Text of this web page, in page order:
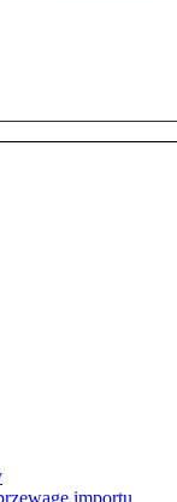
importu